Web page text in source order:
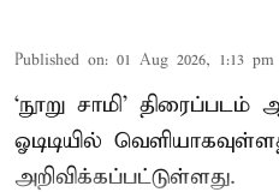
Published on: 01 Aug 2026, 1:13 pm
‘நூறு சாமி’
ஓடிடியில்
அறிவிக்கப்பட்டுள்ளது.